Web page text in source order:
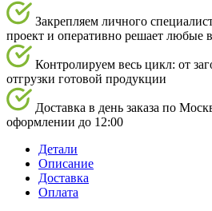
Закрепляем личного
проект и оперативно решает любые
Контролируем весь цикл: от
отгрузки готовой продукции
Доставка в день заказа по
оформлении до 12:00
Детали
Описание
Доставка
Оплата